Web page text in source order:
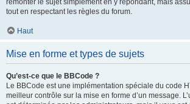
remonter le sujet simplement en y répondant, mais
tout en respectant les règles du forum.
Haut
Mise en forme et types de sujets
Qu’est-ce que le BBCode ?
Le BBCode est une implémentation spéciale du code
meilleur contrôle sur la mise en forme d’un message.